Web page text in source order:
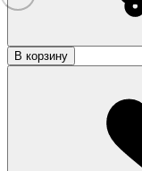
В корзину